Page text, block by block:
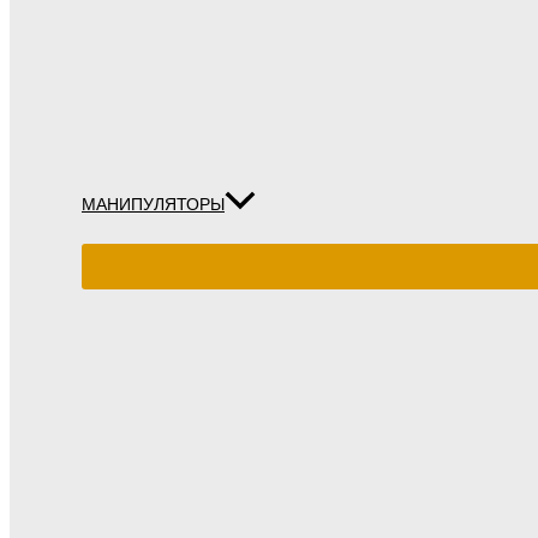
МАНИПУЛЯТОРЫ